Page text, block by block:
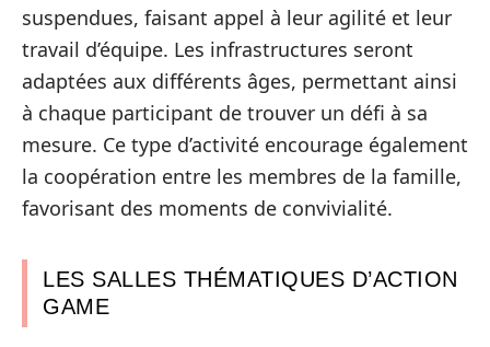
suspendues, faisant appel à leur agilité et leur
travail d’équipe. Les infrastructures seront
adaptées aux différents âges, permettant ainsi
à chaque participant de trouver un défi à sa
mesure. Ce type d’activité encourage également
la coopération entre les membres de la famille,
favorisant des moments de convivialité.
LES SALLES THÉMATIQUES D’ACTION
GAME